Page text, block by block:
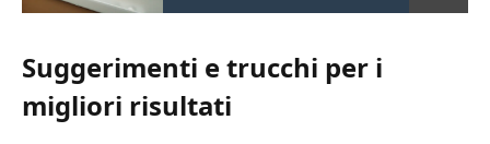
Suggerimenti e trucchi per i
migliori risultati